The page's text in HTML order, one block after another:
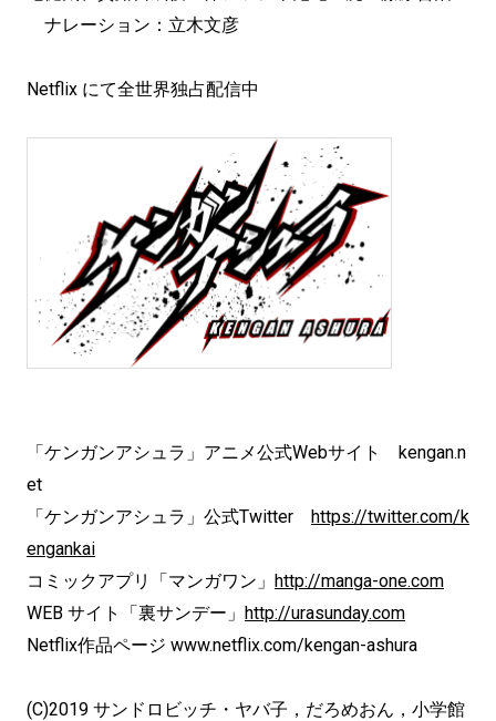
ナレーション：立木文彦
Netflix にて全世界独占配信中
「ケンガンアシュラ」アニメ公式Webサイト kengan.n
et
「ケンガンアシュラ」公式Twitter https://twitter.com/k
engankai
コミックアプリ「マンガワン」 http://manga-one.com
WEB サイト「裏サンデー」 http://urasunday.com
Netflix作品ページ www.netflix.com/kengan-ashura
(C)2019 サンドロビッチ・ヤバ子，だろめおん，小学館